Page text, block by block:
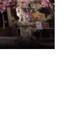
学ぶカタカムナ